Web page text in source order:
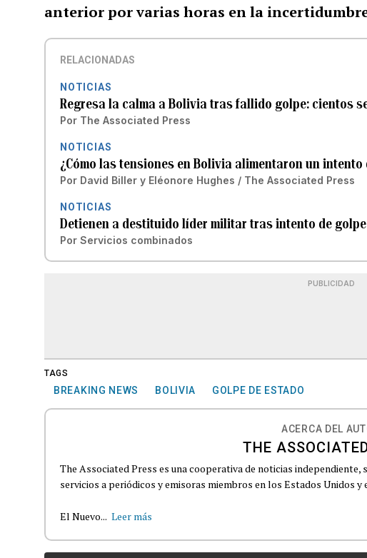
anterior por varias horas en la
RELACIONADAS
NOTICIAS
Regresa la calma a Bolivia tras fallido golpe: cientos
Por The Associated Press
NOTICIAS
¿Cómo las tensiones en Bolivia alimentaron un intento
Por David Biller y Eléonore Hughes / The Associated Press
NOTICIAS
Detienen a destituido líder militar tras intento de
Por Servicios combinados
PUBLICIDAD
TAGS
BREAKING NEWS BOLIVIA GOLPE DE ESTADO
ACERCA DEL
THE
The Associated Press es una cooperativa de noticias independiente,
servicios a periódicos y emisoras miembros en los Estados Unidos y
El Nuevo... Leer más